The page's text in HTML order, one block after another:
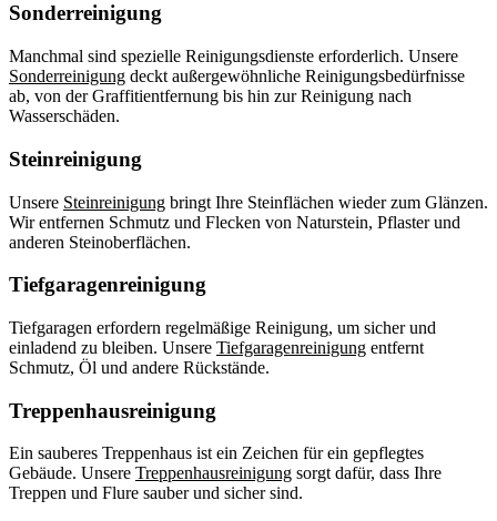
Sonderreinigung
Manchmal sind spezielle Reinigungsdienste erforderlich. Unsere
Sonderreinigung deckt außergewöhnliche Reinigungsbedürfnisse
ab, von der Graffitientfernung bis hin zur Reinigung nach
Wasserschäden.
Steinreinigung
Unsere Steinreinigung bringt Ihre Steinflächen wieder zum Glänzen.
Wir entfernen Schmutz und Flecken von Naturstein, Pflaster und
anderen Steinoberflächen.
Tiefgaragenreinigung
Tiefgaragen erfordern regelmäßige Reinigung, um sicher und
einladend zu bleiben. Unsere Tiefgaragenreinigung entfernt
Schmutz, Öl und andere Rückstände.
Treppenhausreinigung
Ein sauberes Treppenhaus ist ein Zeichen für ein gepflegtes
Gebäude. Unsere Treppenhausreinigung sorgt dafür, dass Ihre
Treppen und Flure sauber und sicher sind.